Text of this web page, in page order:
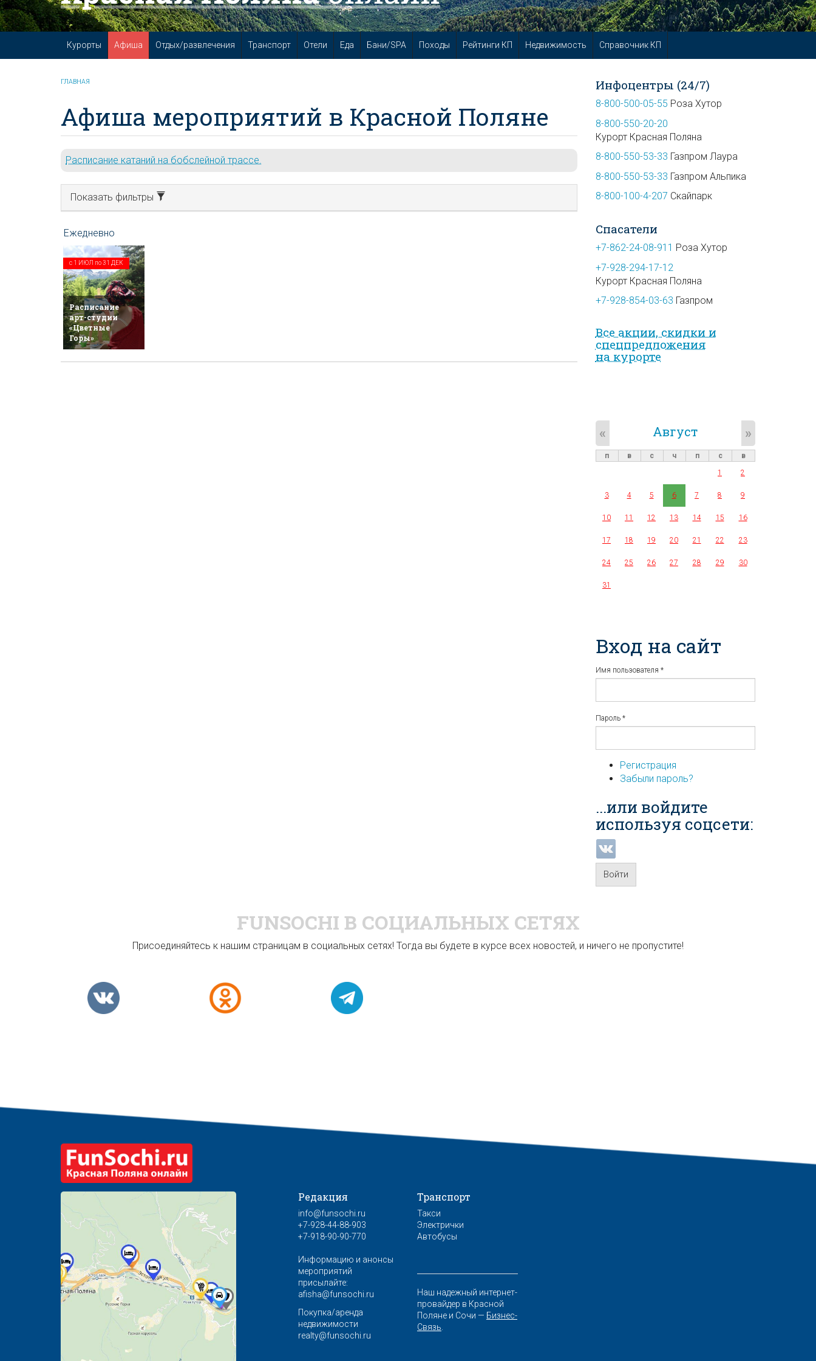
Курорты Афиша Отдых/развлечения Транспорт Отели Еда Бани/SPA Походы Рейтинги КП Недвижимость Справочник КП
ГЛАВНАЯ
Афиша мероприятий в Красной Поляне
Расписание катаний на бобслейной трассе.
Показать фильтры
с 1 ИЮЛ по31 ДЕК
Расписание
арт-студии
«Цветные
Горы»
Инфоцентры (24/7)
8-800-500-05-55 Роза Хутор
8-800-550-20-20
Курорт Красная Поляна
8-800-550-53-33 Газпром Лаура
8-800-550-53-33 Газпром Альпика
8-800-100-4-207 Скайпарк
Спасатели
+7-862-24-08-911 Роза Хутор
+7-928-294-17-12
Курорт Красная Поляна
+7-928-854-03-63 Газпром
Все акции, скидки и
спец­предложе­ния
на курорте
Август
« »
п в с ч п с
в
1
2
3 4 5 6 7 8 9
10 11 12 13 14 15 16
17 18 19 20 21 22 23
24 25 26 27 28 29 30
31
Вход на сайт
Имя пользователя *
Пароль *
Регистрация
Забыли пароль?
...или войдите
используя соцсети:
Войти
FUNSOCHI В СОЦИАЛЬНЫХ СЕТЯХ
Присоединяйтесь к нашим страницам в социальных сетях! Тогда вы будете в курсе всех новостей, и ничего не пропустите!
Редакция
info@funsochi.ru
+7-928-44-88-903
+7-918-90-90-770
Информацию и анонсы
мероприятий
присылайте:
afisha@funsochi.ru
Покупка/аренда
недвижимости
realty@funsochi.ru
Транспорт
Такси
Электрички
Автобусы
Наш надежный интернет-
провайдер в Красной
Поляне и Сочи — Бизнес-
Связь